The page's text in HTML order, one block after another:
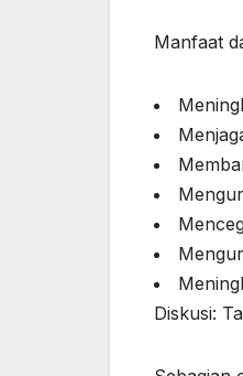
Manfaat
Diskusi: